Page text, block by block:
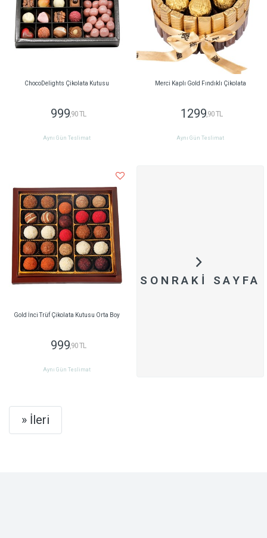
ChocoDelights Çikolata Kutusu
999,90 TL
Aynı Gün Teslimat
Merci Kaplı Gold Fındıklı Çikolata
1299,90 TL
Aynı Gün Teslimat
Gold İnci Trüf Çikolata Kutusu Orta Boy
999,90 TL
Aynı Gün Teslimat
SONRAKI SAYFA
» İleri